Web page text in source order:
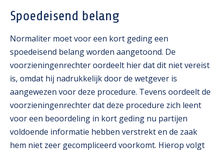
Spoedeisend belang
Normaliter moet voor een kort geding een
spoedeisend belang worden aangetoond. De
voorzieningenrechter oordeelt hier dat dit niet vereist
is, omdat hij nadrukkelijk door de wetgever is
aangewezen voor deze procedure. Tevens oordeelt de
voorzieningenrechter dat deze procedure zich leent
voor een beoordeling in kort geding nu partijen
voldoende informatie hebben verstrekt en de zaak
hem niet zeer gecompliceerd voorkomt. Hierop volgt